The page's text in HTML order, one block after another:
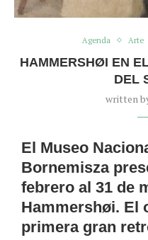
Agenda Arte
HAMMERSHØI EN
DEL
written
El Museo
Bornemisza
febrero al 31 de
Hammershøi. El
primera gran